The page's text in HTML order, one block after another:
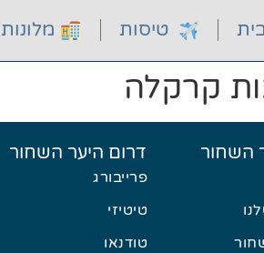
טיסות מלונות
קרקלה
השחור דרום היער השחור
פרייבורג
טיטיזי
טודנאו